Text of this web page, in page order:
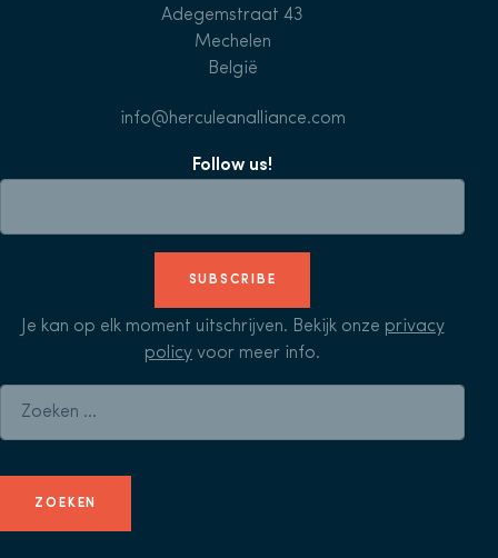
Adegemstraat 43
Mechelen
België
info@herculeanalliance.com
Follow us!
SUBSCRIBE
Je kan op elk moment uitschrijven. Bekijk onze privacy
policy voor meer info.